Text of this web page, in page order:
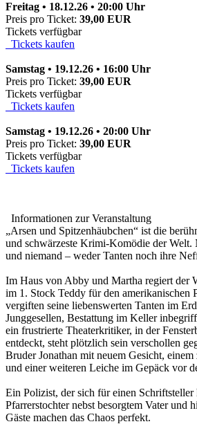
Freitag • 18.12.26 • 20:00 Uhr
Preis pro Ticket: 39,00 EUR
Tickets verfügbar
Tickets kaufen
Samstag • 19.12.26 • 16:00 Uhr
Preis pro Ticket: 39,00 EUR
Tickets verfügbar
Tickets kaufen
Samstag • 19.12.26 • 20:00 Uhr
Preis pro Ticket: 39,00 EUR
Tickets verfügbar
Tickets kaufen
Informationen zur Veranstaltung
„Arsen und Spitzenhäubchen“ ist die
und schwärzeste Krimi-Komödie der Welt.
und niemand – weder Tanten noch ihre
Im Haus von Abby und Martha regiert der
im 1. Stock Teddy für den amerikanischen
vergiften seine liebenswerten Tanten im
Junggesellen, Bestattung im Keller
ein frustrierte Theaterkritiker, in der
entdeckt, steht plötzlich sein verschollen
Bruder Jonathan mit neuem Gesicht,
und einer weiteren Leiche im Gepäck vor
Ein Polizist, der sich für einen Schriftsteller
Pfarrerstochter nebst besorgtem Vater und
Gäste machen das Chaos perfekt.